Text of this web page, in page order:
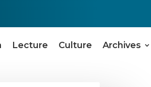
Lecture Culture Archives